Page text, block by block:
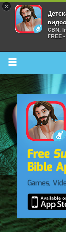
×
CBN,
FREE
Bible App